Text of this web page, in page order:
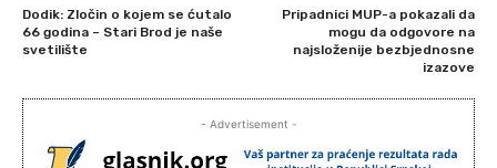
Dodik: Zločin o kojem se ćutalo
66 godina – Stari Brod je naše
svetilište
Pripadnici MUP-a pokazali da
mogu da odgovore na
najsloženije bezbjednosne
izazove
- Advertisement -